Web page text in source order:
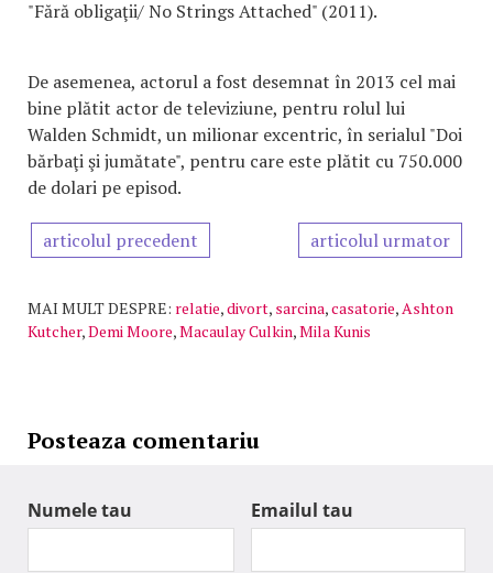
"Fără obligaţii/ No Strings Attached" (2011).
De asemenea, actorul a fost desemnat în 2013 cel mai
bine plătit actor de televiziune, pentru rolul lui
Walden Schmidt, un milionar excentric, în serialul "Doi
bărbaţi şi jumătate", pentru care este plătit cu 750.000
de dolari pe episod.
articolul precedent articolul urmator
MAI MULT DESPRE: relatie,divort, sarcina,casatorie, Ashton
Kutcher,Demi Moore,Macaulay Culkin,Mila Kunis
Posteaza comentariu
Numele tau Emailul tau